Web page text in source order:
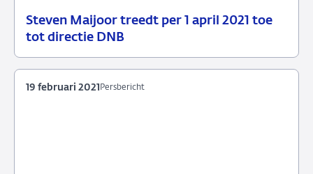
Steven Maijoor treedt per 1 april 2021 toe
tot directie DNB
19
Persbericht
Persbericht
19 februari 2021